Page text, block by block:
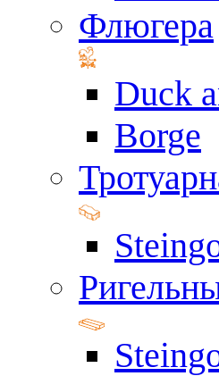
Флюгера
Duck
Borge